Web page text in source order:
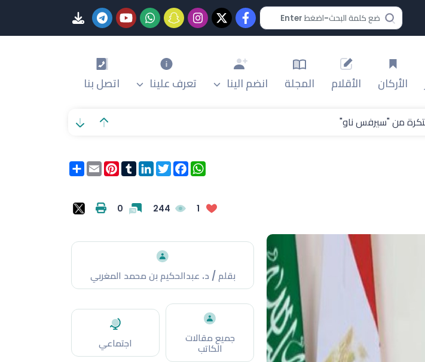
الأركان الأقلام المجلة انضم الينا تعرف علينا اتصل بنا
انشرEmail
PinterestTumblrLinkedInTwitter
Facebook
WhatsApp
1
244
0
بقلم / د. عبدالحكيم بن محمد المغربي
جميع مقالات
الكاتب
اجتماعي